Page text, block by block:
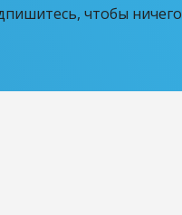
чтобы ничего